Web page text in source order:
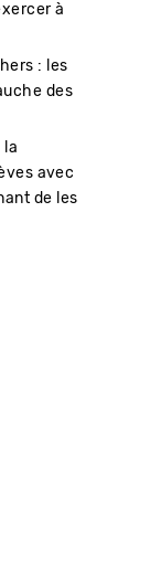
à
: les
des
la
avec
de les